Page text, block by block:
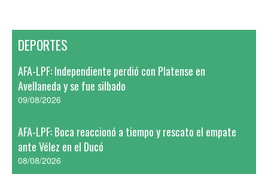
DEPORTES
AFA-LPF: Independiente perdió con Platense en
Avellaneda y se fue silbado
09/08/2026
AFA-LPF: Boca reaccionó a tiempo y rescato el empate
ante Vélez en el Ducó
08/08/2026